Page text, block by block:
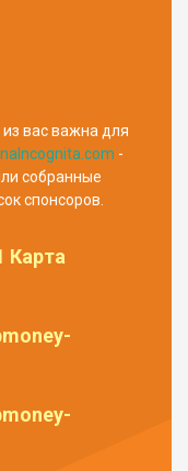
вас важна для
-
собранные
спонсоров.
Карта